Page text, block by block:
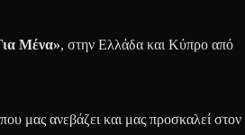
Μένα», στην Ελλάδα και Κύπρο από
μας ανεβάζει και μας προσκαλεί στον